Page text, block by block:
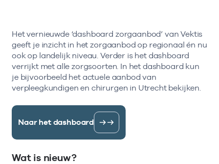
Op zoek naar een rapport?
Bekijk de openbare rapporten per thema of
log in voor de besloten rapporten op
Zorgprisma.nl.
Naar openbare rapporten
Het vernieuwde ‘dashboard zorgaanbod’ van Vektis
geeft je inzicht in het zorgaanbod op regionaal én nu
ook op landelijk niveau. Verder is het dashboard
verrijkt met alle zorgsoorten. In het dashboard kun
je bijvoorbeeld het actuele aanbod van
verpleegkundigen en chirurgen in Utrecht bekijken.
Naar het dashboard
Wat is nieuw?